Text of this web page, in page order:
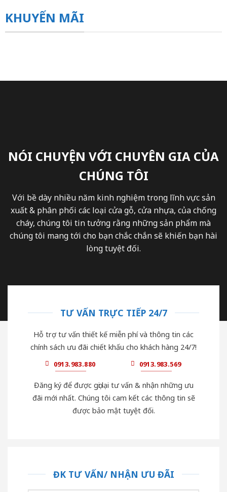
KHUYẾN MÃI
NÓI CHUYỆN VỚI CHUYÊN GIA CỦA
CHÚNG TÔI
Với bề dày nhiều năm kinh nghiệm trong lĩnh vực sản
xuất & phân phối các loại cửa gỗ, cửa nhựa, của chống
cháy, chúng tôi tin tưởng rằng những sản phẩm mà
chúng tôi mang tới cho bạn chắc chắn sẽ khiến bạn hài
lòng tuyệt đối.
TƯ VẤN TRỰC TIẾP 24/7
Hỗ trợ tư vấn thiết kế miễn phí và thông tin các
chính sách ưu đãi chiết khấu cho khách hàng 24/7!
0913.983.880 0913.983.569
Đăng ký để được gọi lại tư vấn & nhận những ưu
đãi mới nhất. Chúng tôi cam kết các thông tin sẽ
được bảo mật tuyệt đối.
ĐK TƯ VẤN/ NHẬN ƯU ĐÃI